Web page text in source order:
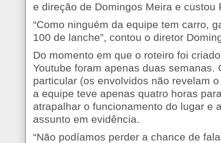
e direção de Domingos Meira e custou
“Como ninguém da equipe tem carro,
100 de lanche”, contou o diretor
Do momento em que o roteiro foi
Youtube foram apenas duas semanas.
particular (os envolvidos não revelam
a equipe teve apenas quatro horas
atrapalhar o funcionamento do lugar e
assunto em evidência.
“Não podíamos perder a chance de